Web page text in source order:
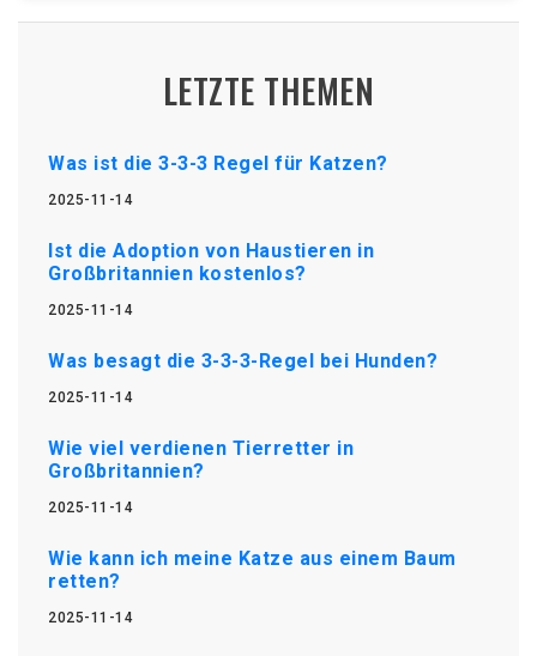
LETZTE THEMEN
Was ist die 3-3-3 Regel für Katzen?
2025-11-14
Ist die Adoption von Haustieren in
Großbritannien kostenlos?
2025-11-14
Was besagt die 3-3-3-Regel bei Hunden?
2025-11-14
Wie viel verdienen Tierretter in
Großbritannien?
2025-11-14
Wie kann ich meine Katze aus einem Baum
retten?
2025-11-14